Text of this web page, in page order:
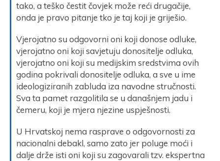
tako, a teško čestit čovjek može reći drugačije,
onda je pravo pitanje tko je taj koji je griješio.
Vjerojatno su odgovorni oni koji donose odluke,
vjerojatno oni koji savjetuju donositelje odluka,
vjerojatno oni koji su medijskim sredstvima ovih
godina pokrivali donositelje odluka, a sve u ime
ideologiziranih zabluda iza navodne stručnosti.
Sva ta pamet razgolitila se u današnjem jadu i
čemeru, koji je mjera njezine uspješnosti.
U Hrvatskoj nema rasprave o odgovornosti za
nacionalni debakl, samo zato jer poluge moći i
dalje drže isti oni koji su zagovarali tzv. ekspertna